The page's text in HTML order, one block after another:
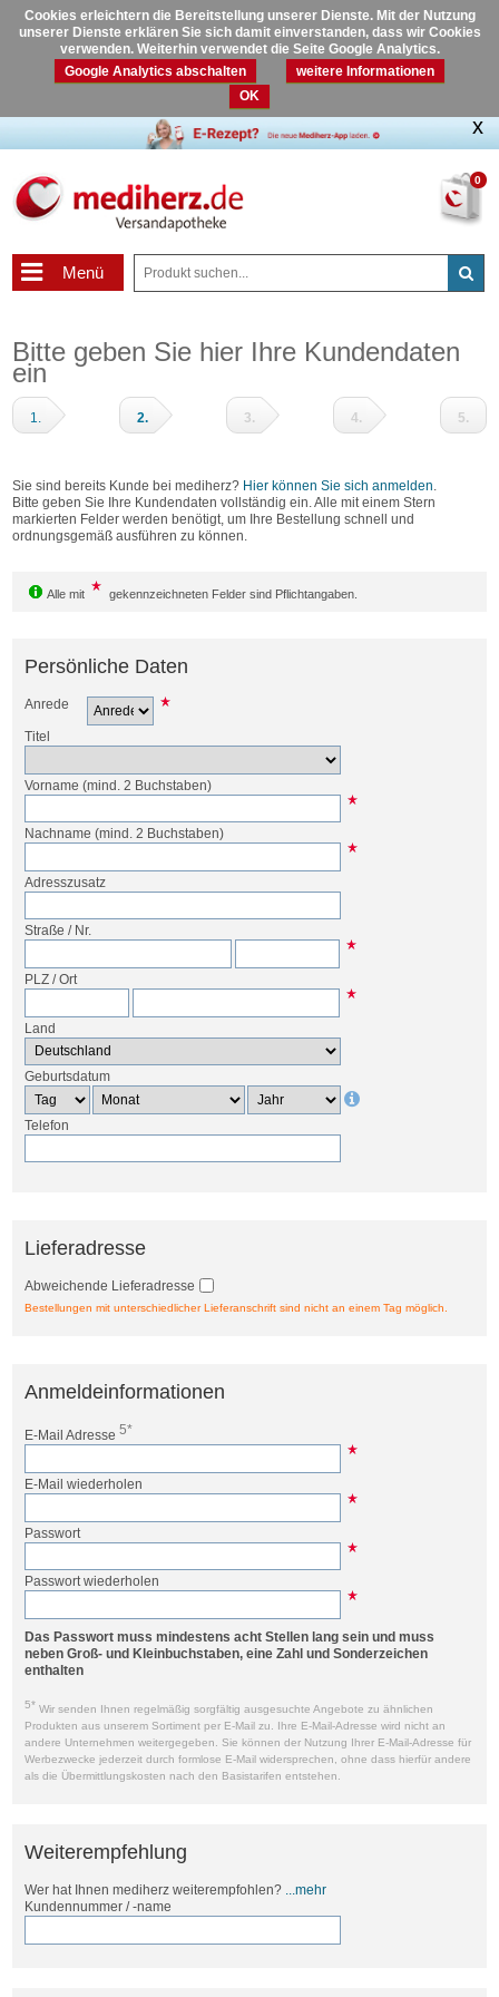
Cookies erleichtern die Bereitstellung unserer Dienste. Mit der Nutzung
unserer Dienste erklären Sie sich damit einverstanden, dass wir Cookies
verwenden. Weiterhin verwendet die Seite Google Analytics.
Google Analytics abschalten
weitere Informationen
OK
0
Menü
Bitte geben Sie hier Ihre Kundendaten
ein
1. 2. 3. 4.
und
Bestellen
5.
Sie sind bereits Kunde bei mediherz? Hier können Sie sich anmelden.
Bitte geben Sie Ihre Kundendaten vollständig ein. Alle mit einem Stern
markierten Felder werden benötigt, um Ihre Bestellung schnell und
ordnungsgemäß ausführen zu können.
Alle mit gekennzeichneten Felder sind Pflichtangaben.
Persönliche Daten
Anrede
Titel
Vorname (mind. 2 Buchstaben)
Nachname (mind. 2 Buchstaben)
Adresszusatz
Straße / Nr.
PLZ/Ort
Land
Geburtsdatum
Telefon
Lieferadresse
Abweichende Lieferadresse
Bestellungen mit unterschiedlicher Lieferanschrift sind nicht an einem Tag möglich.
Anmeldeinformationen
E-Mail Adresse 5*
E-Mail wiederholen
Passwort
Passwort wiederholen
Das Passwort muss mindestens acht Stellen lang sein und muss
neben Groß- und Kleinbuchstaben, eine Zahl und Sonderzeichen
enthalten
5* Wir senden Ihnen regelmäßig sorgfältig ausgesuchte Angebote zu ähnlichen
Produkten aus unserem Sortiment per E-Mail zu. Ihre E-Mail-Adresse wird nicht an
andere Unternehmen weitergegeben. Sie können der Nutzung Ihrer E-Mail-Adresse für
Werbezwecke jederzeit durch formlose E-Mail widersprechen, ohne dass hierfür andere
als die Übermittlungskosten nach den Basistarifen entstehen.
Weiterempfehlung
Wer hat Ihnen mediherz weiterempfohlen? ...mehr
Kundennummer / -name